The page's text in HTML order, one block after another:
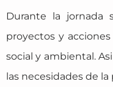
Durante la jornada
proyectos y
social y ambiental.
las necesidades de